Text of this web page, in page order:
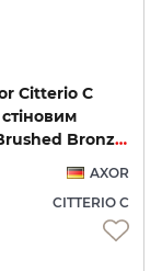
Citterio C
кронштейном, Brushed Bronze (28790140)
AXOR
CITTERIO C